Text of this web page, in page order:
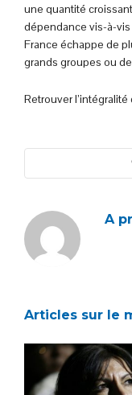
une quantité
dépendance vis-à-vis
France échappe de
grands groupes ou de
Retrouver l’intégralité
A
Articles sur le